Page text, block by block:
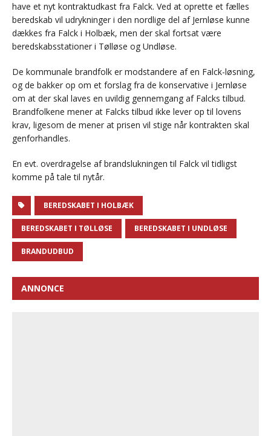
have et nyt kontraktudkast fra Falck. Ved at oprette et fælles
beredskab vil udrykninger i den nordlige del af Jernløse kunne
dækkes fra Falck i Holbæk, men der skal fortsat være
beredskabsstationer i Tølløse og Undløse.
De kommunale brandfolk er modstandere af en Falck-løsning,
og de bakker op om et forslag fra de konservative i Jernløse
om at der skal laves en uvildig gennemgang af Falcks tilbud.
Brandfolkene mener at Falcks tilbud ikke lever op til lovens
krav, ligesom de mener at prisen vil stige når kontrakten skal
genforhandles.
En evt. overdragelse af brandslukningen til Falck vil tidligst
komme på tale til nytår.
BEREDSKABET I HOLBÆK
BEREDSKABET I TØLLØSE BEREDSKABET I UNDLØSE
BRANDUDBUD
ANNONCE